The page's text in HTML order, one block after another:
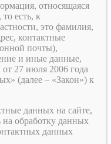
относящаяся
есть, к
это фамилия,
контактные
почты),
и иные данные,
27 июля 2006 года
(далее – «Закон») к
данных на сайте,
на обработку данных
данных